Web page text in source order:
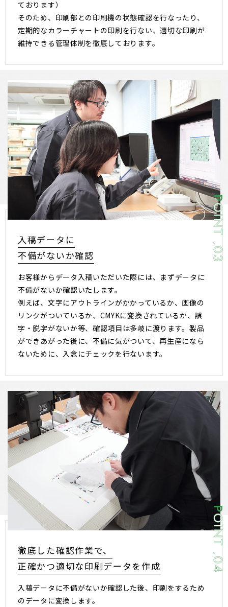
ております）
そのため、印刷部との印刷機の状態確認を行なったり、
定期的なカラーチャートの印刷を行ない、適切な印刷が
維持できる管理体制を徹底しております。
入稿データに
不備がないか確認
お客様からデータ入稿いただいた際には、まずデータに
不備がないか確認いたします。
例えば、文字にアウトラインがかかっているか、画像の
リンクがついているか、CMYKに変換されているか、誤
字・脱字がないか等、確認項目は多岐に渡ります。製品
ができあがった後に、不備に気がついて、再生産になら
ないために、入念にチェックを行ないます。
徹底した確認作業で、
正確かつ適切な印刷データを作成
入稿データに不備がないか確認した後、印刷をするため
のデータに変換します。